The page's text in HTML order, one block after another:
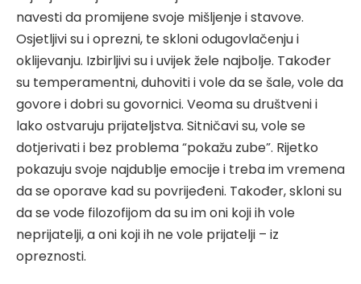
navesti da promijene svoje mišljenje i stavove.
Osjetljivi su i oprezni, te skloni odugovlačenju i
oklijevanju. Izbirljivi su i uvijek žele najbolje. Također
su temperamentni, duhoviti i vole da se šale, vole da
govore i dobri su govornici. Veoma su društveni i
lako ostvaruju prijateljstva. Sitničavi su, vole se
dotjerivati i bez problema “pokažu zube”. Rijetko
pokazuju svoje najdublje emocije i treba im vremena
da se oporave kad su povrijeđeni. Također, skloni su
da se vode filozofijom da su im oni koji ih vole
neprijatelji, a oni koji ih ne vole prijatelji – iz
opreznosti.